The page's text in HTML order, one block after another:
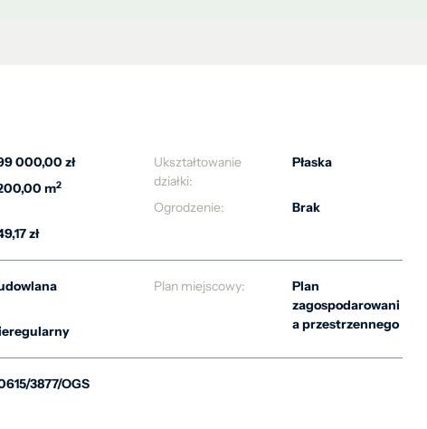
000,00 zł
m2
zł
Ukształtowanie
działki:
Płaska
Ogrodzenie: Brak
Plan miejscowy:
Plan
zagospodarowani
a przestrzennego
3877/OGS